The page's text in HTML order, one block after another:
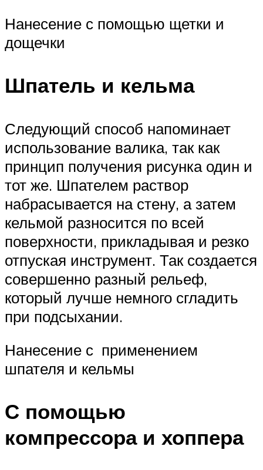
Нанесение с помощью щетки и
дощечки
Шпатель и кельма
Следующий способ напоминает
использование валика, так как
принцип получения рисунка один и
тот же. Шпателем раствор
набрасывается на стену, а затем
кельмой разносится по всей
поверхности, прикладывая и резко
отпуская инструмент. Так создается
совершенно разный рельеф,
который лучше немного сгладить
при подсыхании.
Нанесение с применением
шпателя и кельмы
С помощью
компрессора и хоппера